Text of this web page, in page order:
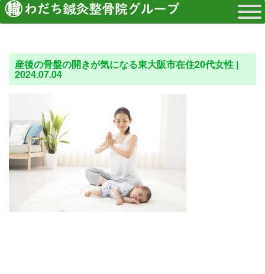
産後の骨盤の開きが気になる東大阪市在住20代女性 |
2024.07.04